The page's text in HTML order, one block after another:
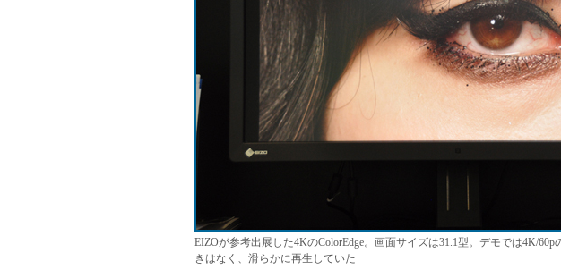
EIZOが参考出展した4KのColorEdge。画面サイズは31.1型。デモでは4K/
きはなく、滑らかに再生していた